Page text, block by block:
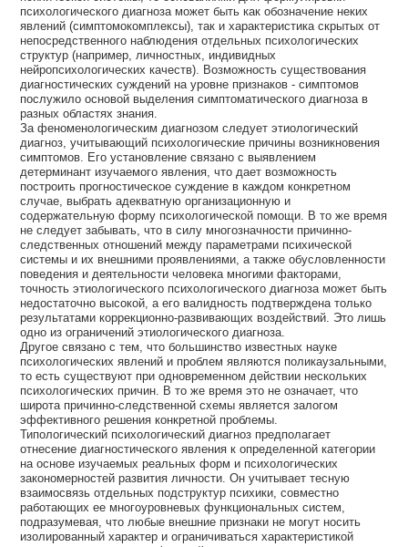
психологического диагноза может быть как обозначение неких
явлений (симптомокомплексы), так и характеристика скрытых от
непосредственного наблюдения отдельных психологических
структур (например, личностных, индивидных
нейропсихологических качеств). Возможность существования
диагностических суждений на уровне признаков - симптомов
послужило основой выделения симптоматического диагноза в
разных областях знания.
За феноменологическим диагнозом следует этиологический
диагноз, учитывающий психологические причины возникновения
симптомов. Его установление связано с выявлением
детерминант изучаемого явления, что дает возможность
построить прогностическое суждение в каждом конкретном
случае, выбрать адекватную организационную и
содержательную форму психологической помощи. В то же время
не следует забывать, что в силу многозначности причинно-
следственных отношений между параметрами психической
системы и их внешними проявлениями, а также обусловленности
поведения и деятельности человека многими факторами,
точность этиологического психологического диагноза может быть
недостаточно высокой, а его валидность подтверждена только
результатами коррекционно-развивающих воздействий. Это лишь
одно из ограничений этиологического диагноза.
Другое связано с тем, что большинство известных науке
психологических явлений и проблем являются поликаузальными,
то есть существуют при одновременном действии нескольких
психологических причин. В то же время это не означает, что
широта причинно-следственной схемы является залогом
эффективного решения конкретной проблемы.
Типологический психологический диагноз предполагает
отнесение диагностического явления к определенной категории
на основе изучаемых реальных форм и психологических
закономерностей развития личности. Он учитывает тесную
взаимосвязь отдельных подструктур психики, совместно
работающих ее многоуровневых функциональных систем,
подразумевая, что любые внешние признаки не могут носить
изолированный характер и ограничиваться характеристикой